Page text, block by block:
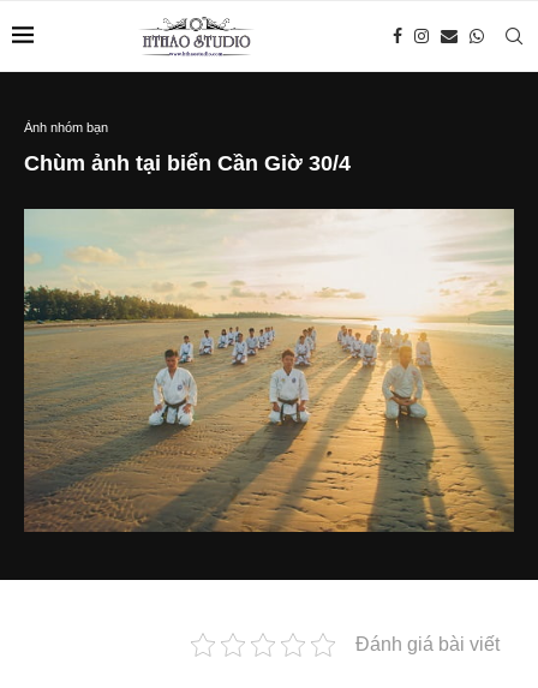
Ảnh nhóm bạn
Chùm ảnh tại biển Cần Giờ 30/4
Đánh giá bài viết